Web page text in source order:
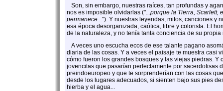
Son, sin embargo, nuestras raíces, tan profundas y
nos es imposible olvidarlas ("...porque la Tierra, Scarlett,
permanece..."). Y nuestras leyendas, mitos, canciones y
esa época desorganizada, caótica, libre y colorista. El
de la naturaleza, y no tenía tanta conciencia de su propia
A veces uno escucha ecos de ese talante pagano
diaria de las cosas. Y a veces el paisaje te muestra casi
cómo fueron los grandes bosques y las viejas piedras. Y
jovencitas que pasarían perfectamente por sacerdotisas
preindoeuropeo y que te sorprenderían con las cosas
desde los lugares adecuados, si sienten bajo sus pies
hierba y el agua...